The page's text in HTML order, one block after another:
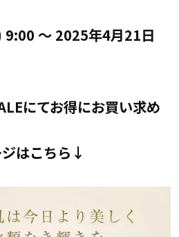
～ 2025年4月21日
にてお得にお買い求め
はこちら↓